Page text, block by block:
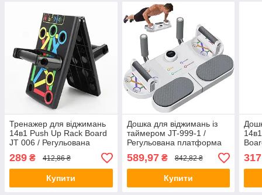
Тренажер для віджимань
14в1 Push Up Rack Board
JT 006 / Регульована
стійка для віджимань
289 ₴ 412,86 ₴
Купити
Дошка для віджимань із
таймером JT-999-1 /
Регульована платформа
для віджимань / Фітнес
тренажер для преса
589,97₴ 842,82 ₴
Купити
/